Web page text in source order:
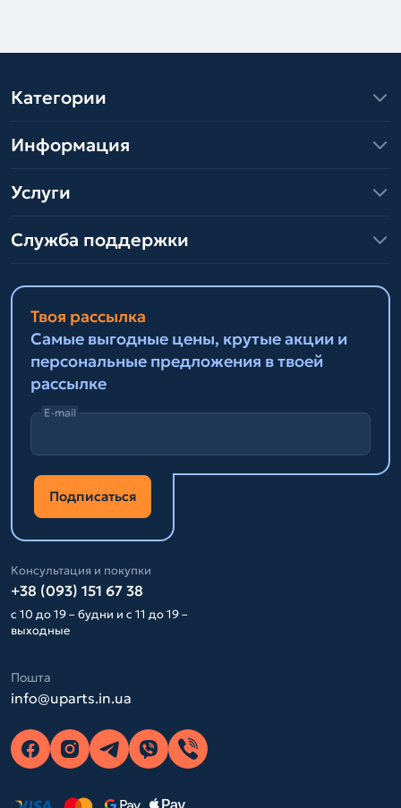
Категории
Информация
Услуги
Служба поддержки
Твоя рассылка
Самые выгодные цены, крутые акции и
персональные предложения в твоей
рассылке
E-mail
Подписаться
Консультация и покупки
+38 (093) 151 67 38
с 10 до 19 – будни и с 11 до 19 –
выходные
Пошта
info@uparts.in.ua